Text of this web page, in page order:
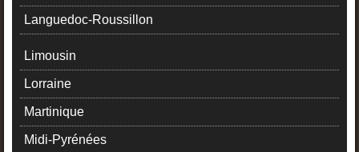
Languedoc-Roussillon
Limousin
Lorraine
Martinique
Midi-Pyrénées